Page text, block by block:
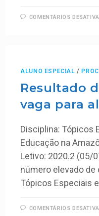
COMENTÁRIOS
ALUNO ESPECIAL /
Resultado
vaga para
Disciplina: Tópicos
Educação na
Letivo: 2020.2 (05/
número elevado
Tópicos Especiais
COMENTÁRIOS